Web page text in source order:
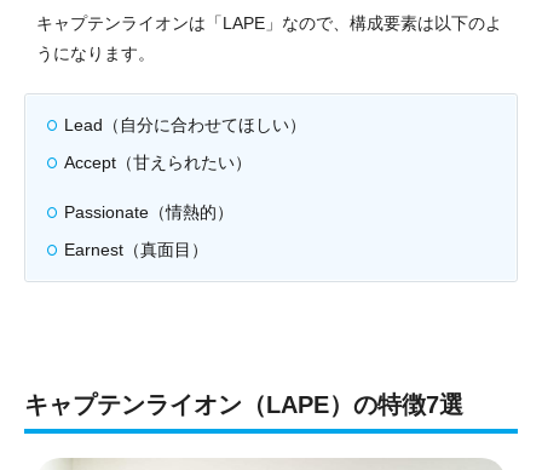
キャプテンライオンは「LAPE」なので、構成要素は以下のよ
うになります。
Lead（自分に合わせてほしい）
Accept（甘えられたい）
Passionate（情熱的）
Earnest（真面目）
キャプテンライオン（LAPE）の特徴7選